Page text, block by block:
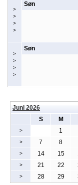
>
>
>
>
Søn
>
>
>
>
Søn
Juni 2026
S
M
> 1
> 7 8
> 14 15
> 21 22
> 28 29